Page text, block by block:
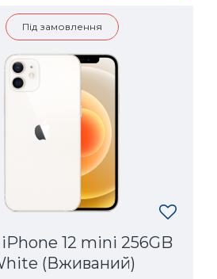
Під замовлення
12 mini 256GB
(Вживаний)